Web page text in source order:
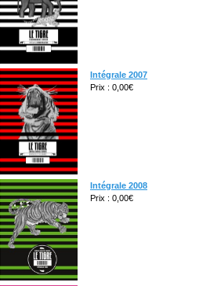
Intégrale 2007
Prix : 0,00€
Intégrale 2008
Prix : 0,00€